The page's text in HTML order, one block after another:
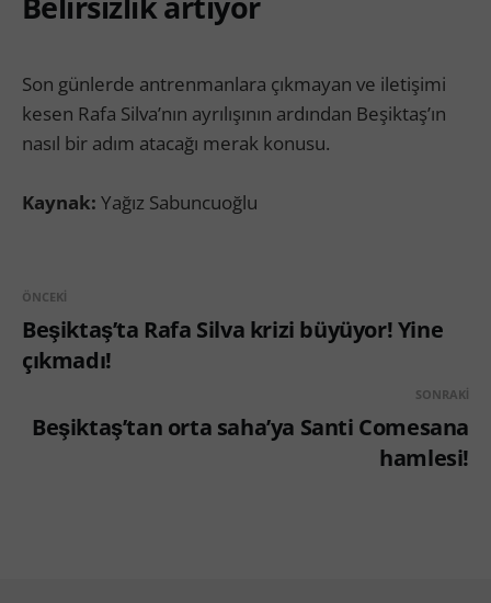
Son günlerde antrenmanlara çıkmayan ve iletişimi
kesen Rafa Silva’nın ayrılışının ardından Beşiktaş’ın
nasıl bir adım atacağı merak konusu.
Kaynak: Yağız Sabuncuoğlu
ÖNCEKI
Beşiktaş’ta Rafa Silva krizi büyüyor! Yine
çıkmadı!
SONRAKI
Beşiktaş’tan orta saha’ya Santi Comesana
hamlesi!